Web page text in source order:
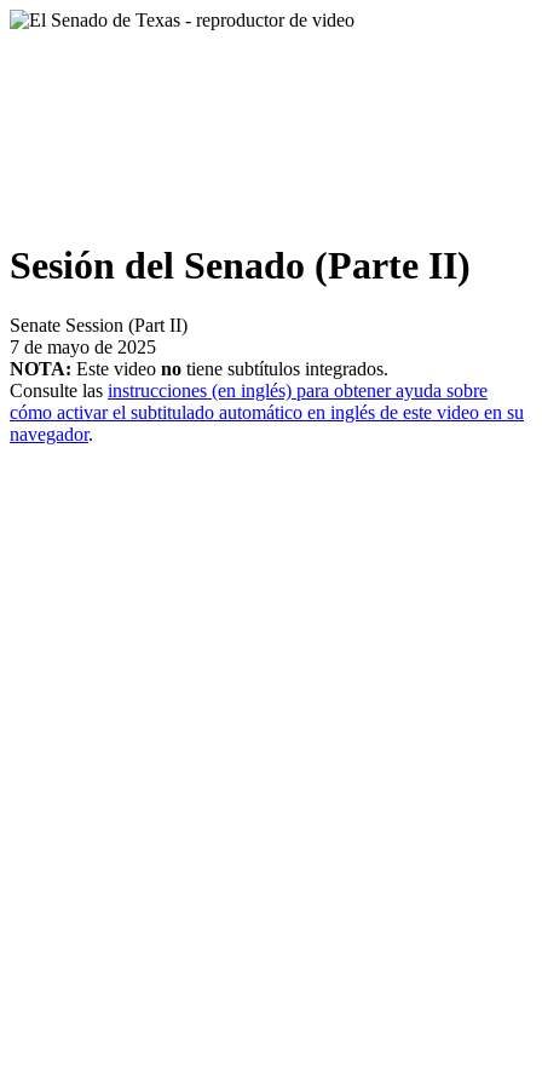
Sesión del Senado (Parte II)
Senate Session (Part II)
7 de mayo de 2025
NOTA: Este video no tiene subtítulos integrados.
Consulte las instrucciones (en inglés) para obtener ayuda sobre
cómo activar el subtitulado automático en inglés de este video en su
navegador.